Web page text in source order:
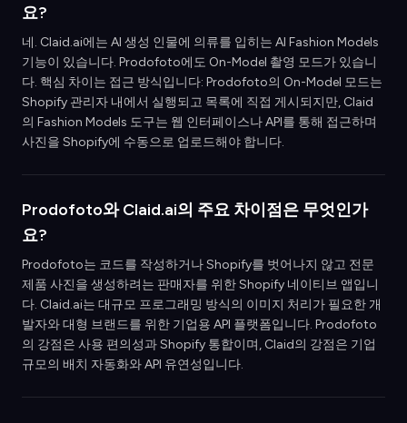
요?
네. Claid.ai에는 AI 생성 인물에 의류를 입히는 AI Fashion Models
기능이 있습니다. Prodofoto에도 On-Model 촬영 모드가 있습니
다. 핵심 차이는 접근 방식입니다: Prodofoto의 On-Model 모드는
Shopify 관리자 내에서 실행되고 목록에 직접 게시되지만, Claid
의 Fashion Models 도구는 웹 인터페이스나 API를 통해 접근하며
사진을 Shopify에 수동으로 업로드해야 합니다.
Prodofoto와 Claid.ai의 주요 차이점은 무엇인가
요?
Prodofoto는 코드를 작성하거나 Shopify를 벗어나지 않고 전문
제품 사진을 생성하려는 판매자를 위한 Shopify 네이티브 앱입니
다. Claid.ai는 대규모 프로그래밍 방식의 이미지 처리가 필요한 개
발자와 대형 브랜드를 위한 기업용 API 플랫폼입니다. Prodofoto
의 강점은 사용 편의성과 Shopify 통합이며, Claid의 강점은 기업
규모의 배치 자동화와 API 유연성입니다.